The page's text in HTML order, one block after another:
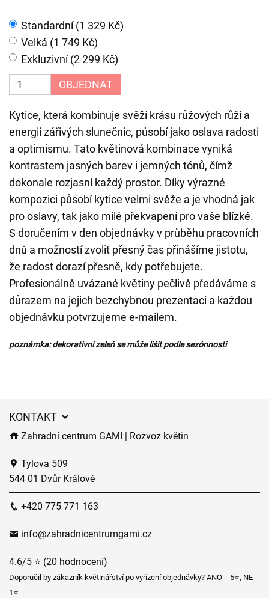
Standardní (1 329 Kč)
Velká (1 749 Kč)
Exkluzivní (2 299 Kč)
OBJEDNAT
Kytice, která kombinuje svěží krásu růžových růží a
energii zářivých slunečnic, působí jako oslava radosti
a optimismu. Tato květinová kombinace vyniká
kontrastem jasných barev i jemných tónů, čímž
dokonale rozjasní každý prostor. Díky výrazné
kompozici působí kytice velmi svěže a je vhodná jak
pro oslavy, tak jako milé překvapení pro vaše blízké.
S doručením v den objednávky v průběhu pracovních
dnů a možností zvolit přesný čas přinášíme jistotu,
že radost dorazí přesně, kdy potřebujete.
Profesionálně uvázané květiny pečlivě předáváme s
důrazem na jejich bezchybnou prezentaci a každou
objednávku potvrzujeme e-mailem.
poznámka: dekorativní zeleň se může lišit podle sezónnosti
KONTAKT
Zahradní centrum GAMI | Rozvoz květin
Tylova 509
544 01 Dvůr Králové
+420 775 771 163
info@zahradnicentrumgami.cz
4.6/5 ⭐ (20 hodnocení)
Doporučil by zákazník květinářství po vyřízení objednávky? ANO = 5⭐, NE =
1⭐